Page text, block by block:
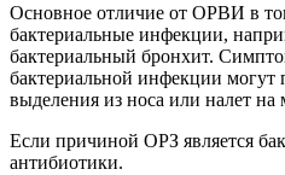
Основное отличие от ОРВИ в
бактериальные инфекции,
бактериальный бронхит.
бактериальной инфекции могут
выделения из носа или налет на
Если причиной ОРЗ является
антибиотики.